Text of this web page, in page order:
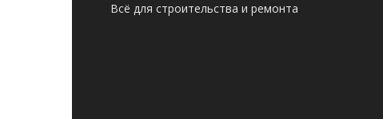
Всё для строительства и ремонта